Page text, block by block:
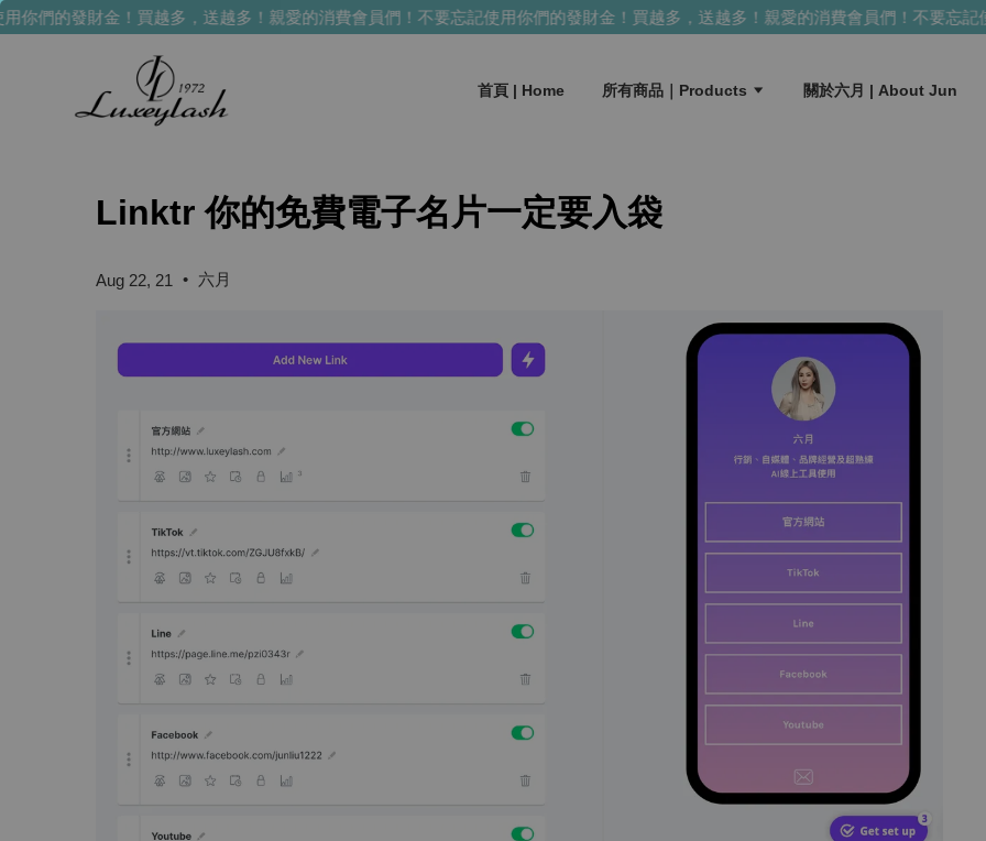
們的發財金！買越多，送越多！親愛的消費會員們！不要忘記使用你們的發財金！買越多，送越多！親愛的消費會員們！不要忘記使
首頁 | Home 所有商品｜Products 關於六月 | About Jun
Linktr 你的免費電子名片一定要入袋
Aug 22, 21 • 六月